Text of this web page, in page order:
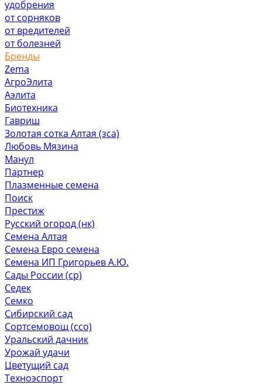
удобрения
от сорняков
от вредителей
от болезней
Бренды
Zema
АгроЭлита
Аэлита
Биотехника
Гавриш
Золотая сотка Алтая (зса)
Любовь Мязина
Манул
Партнер
Плазменные семена
Поиск
Престиж
Русский огород (нк)
Семена Алтая
Семена Евро семена
Семена ИП Григорьев А.Ю.
Сады России (ср)
Седек
Семко
Сибирский сад
Сортсемовощ (ссо)
Уральский дачник
Урожай удачи
Цветущий сад
Техноэспорт